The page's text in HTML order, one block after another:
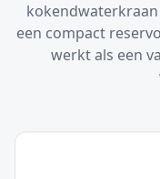
een compact
werkt als een